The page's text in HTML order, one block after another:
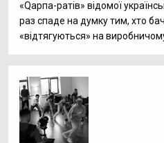
«Qарпа-ратів» відомої
раз спаде на думку тим, хто
«відтягуються» на